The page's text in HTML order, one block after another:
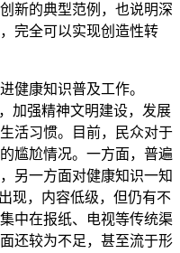
新的典型范例，也说明深
完全可以实现创造性转
健康知识普及工作。
加强精神文明建设，发展
活习惯。目前，民众对于
尴尬情况。一方面，普遍
另一方面对健康知识一知
现，内容低级，但仍有不
中在报纸、电视等传统渠
还较为不足，甚至流于形